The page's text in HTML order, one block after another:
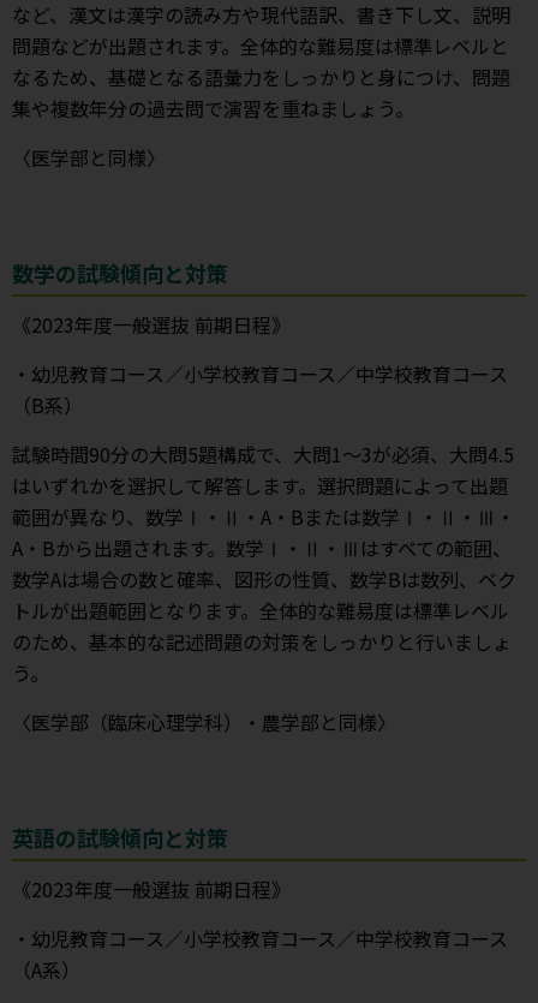
など、漢文は漢字の読み方や現代語訳、書き下し文、説明
問題などが出題されます。全体的な難易度は標準レベルと
なるため、基礎となる語彙力をしっかりと身につけ、問題
集や複数年分の過去問で演習を重ねましょう。
〈医学部と同様〉
数学の試験傾向と対策
《2023年度一般選抜 前期日程》
・幼児教育コース／小学校教育コース／中学校教育コース
（B系）
試験時間90分の大問5題構成で、大問1～3が必須、大問4.5
はいずれかを選択して解答します。選択問題によって出題
範囲が異なり、数学Ⅰ・Ⅱ・A・Bまたは数学Ⅰ・Ⅱ・Ⅲ・
A・Bから出題されます。数学Ⅰ・Ⅱ・Ⅲはすべての範囲、
数学Aは場合の数と確率、図形の性質、数学Bは数列、ベク
トルが出題範囲となります。全体的な難易度は標準レベル
のため、基本的な記述問題の対策をしっかりと行いましょ
う。
〈医学部（臨床心理学科）・農学部と同様〉
英語の試験傾向と対策
《2023年度一般選抜 前期日程》
・幼児教育コース／小学校教育コース／中学校教育コース
（A系）